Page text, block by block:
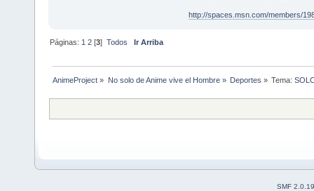
http://spaces.msn.com/members/
Páginas: 1 2 [3]Todos Ir Arriba
AnimeProject » No solo de Anime vive el Hombre» Deportes » Tema:
SMF 2.0.19